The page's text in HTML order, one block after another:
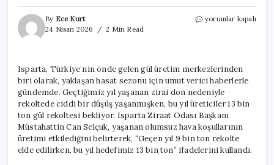
By Ece Kurt
24 Nisan 2026
2 Min Read
Isparta’da
Arttı:
13
Bin
Ton
Rekolte
Hedefleniyor
için
yorumlar kapalı
Isparta, Türkiye’nin önde gelen gül üretim merkezlerinden
biri olarak, yaklaşan hasat sezonu için umut verici haberlerle
gündemde. Geçtiğimiz yıl yaşanan zirai don nedeniyle
rekoltede ciddi bir düşüş yaşanmışken, bu yıl üreticiler 13 bin
ton gül rekoltesi bekliyor. Isparta Ziraat Odası Başkanı
Müstahattin Can Selçuk, yaşanan olumsuz hava koşullarının
üretimi etkilediğini belirterek, “Geçen yıl 9 bin ton rekolte
elde edilirken, bu yıl hedefimiz 13 bin ton” ifadelerini kullandı.